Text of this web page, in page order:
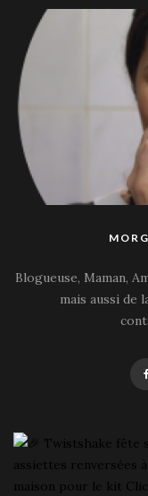
Blogueuse, Maman,
mais aussi de